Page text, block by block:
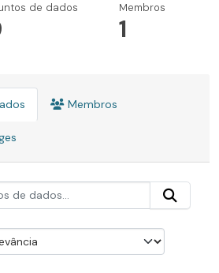
de dados Membros
1
Membros